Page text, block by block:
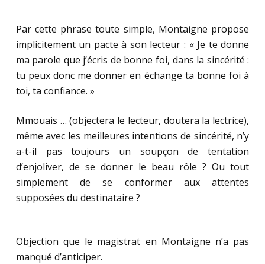
Par cette phrase toute simple, Montaigne propose
implicitement un pacte à son lecteur : « Je te donne
ma parole que j’écris de bonne foi, dans la sincérité :
tu peux donc me donner en échange ta bonne foi à
toi, ta confiance. »
Mmouais … (objectera le lecteur, doutera la lectrice),
même avec les meilleures intentions de sincérité, n’y
a-t-il pas toujours un soupçon de tentation
d’enjoliver, de se donner le beau rôle ? Ou tout
simplement de se conformer aux attentes
supposées du destinataire ?
Objection que le magistrat en Montaigne n’a pas
manqué d’anticiper.